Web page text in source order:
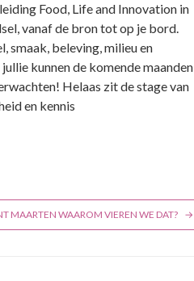
Food, Life and Innovation in
vanaf de bron tot op je bord.
smaak, beleving, milieu en
kunnen de komende maanden
Helaas zit de stage van
en kennis
MAARTEN WAAROM VIEREN WE DAT?